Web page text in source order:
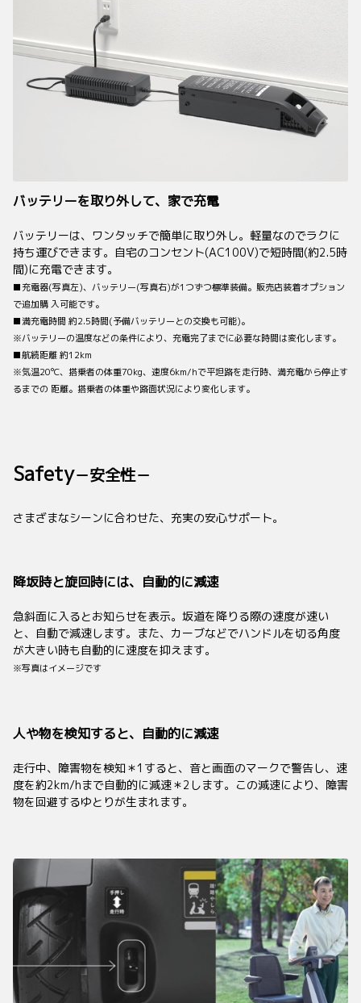
バッテリーを取り外して、家で充電
バッテリーは、ワンタッチで簡単に取り外し。軽量なのでラクに
持ち運びできます。自宅のコンセント(AC100V)で短時間(約2.5時
間)に充電できます。
■充電器(写真左)、バッテリー(写真右)が1つずつ標準装備。販売店装着オプション
で追加購 入可能です。
■満充電時間 約2.5時間(予備バッテリーとの交換も可能)。
※バッテリーの温度などの条件により、充電完了までに必要な時間は変化します。
■航続距離 約12km
※気温20°C、搭乗者の体重70kg、速度6km/hで平坦路を走行時、満充電から停止す
るまでの 距離。搭乗者の体重や路面状況により変化します。
Safety－安全性－
さまざまなシーンに合わせた、充実の安心サポート。
降坂時と旋回時には、自動的に減速
急斜面に入るとお知らせを表示。坂道を降りる際の速度が速い
と、自動で減速します。また、カーブなどでハンドルを切る角度
が大きい時も自動的に速度を抑えます。
※写真はイメージです
人や物を検知すると、自動的に減速
走行中、障害物を検知 ＊1 すると、音と画面のマークで警告し、速
度を約2km/hまで自動的に減速＊2 します。この減速により、障害
物を回避するゆとりが生まれます。